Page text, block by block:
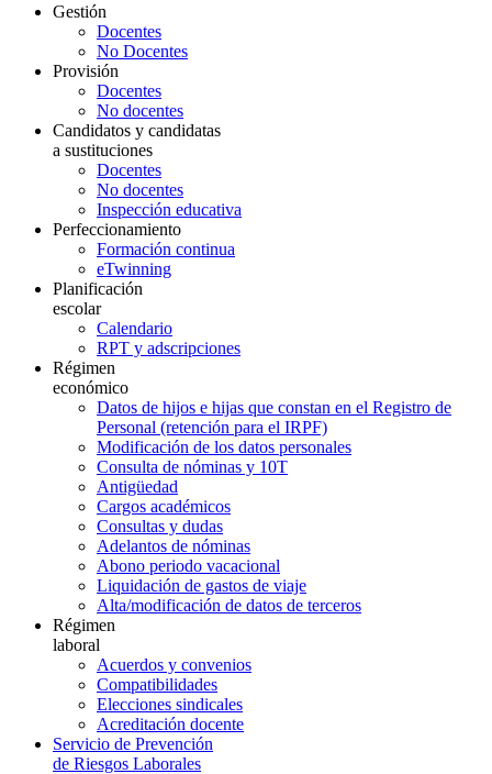
Gestión
Docentes
No Docentes
Provisión
Docentes
No docentes
Candidatos y candidatas
a sustituciones
Docentes
No docentes
Inspección educativa
Perfeccionamiento
Formación continua
eTwinning
Planificación
escolar
Calendario
RPT y adscripciones
Régimen
económico
Datos de hijos e hijas que constan en el Registro de
Personal (retención para el IRPF)
Modificación de los datos personales
Consulta de nóminas y 10T
Antigüedad
Cargos académicos
Consultas y dudas
Adelantos de nóminas
Abono periodo vacacional
Liquidación de gastos de viaje
Alta/modificación de datos de terceros
Régimen
laboral
Acuerdos y convenios
Compatibilidades
Elecciones sindicales
Acreditación docente
Servicio de Prevención
de Riesgos Laborales